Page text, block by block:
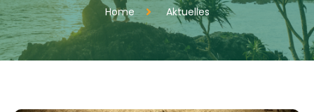
Home Aktuelles